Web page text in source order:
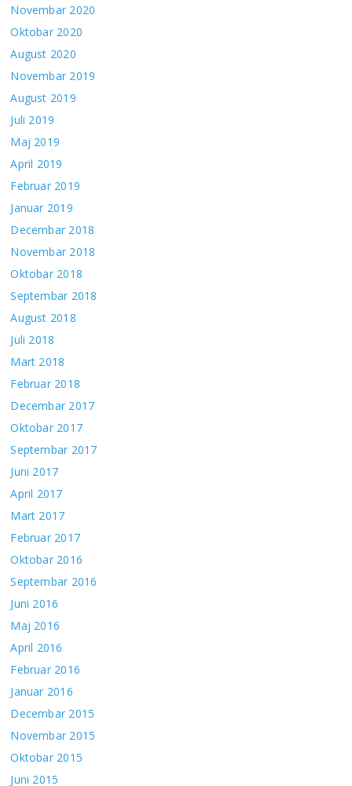
Novembar 2020
Oktobar 2020
August 2020
Novembar 2019
August 2019
Juli 2019
Maj 2019
April 2019
Februar 2019
Januar 2019
Decembar 2018
Novembar 2018
Oktobar 2018
Septembar 2018
August 2018
Juli 2018
Mart 2018
Februar 2018
Decembar 2017
Oktobar 2017
Septembar 2017
Juni 2017
April 2017
Mart 2017
Februar 2017
Oktobar 2016
Septembar 2016
Juni 2016
Maj 2016
April 2016
Februar 2016
Januar 2016
Decembar 2015
Novembar 2015
Oktobar 2015
Juni 2015